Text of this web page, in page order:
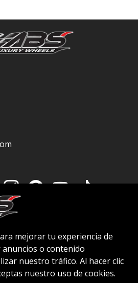
mejorar tu experiencia de
o contenido
nuestro tráfico. Al hacer clic
nuestro uso de cookies.
de distribuidor
- Todos los derechos